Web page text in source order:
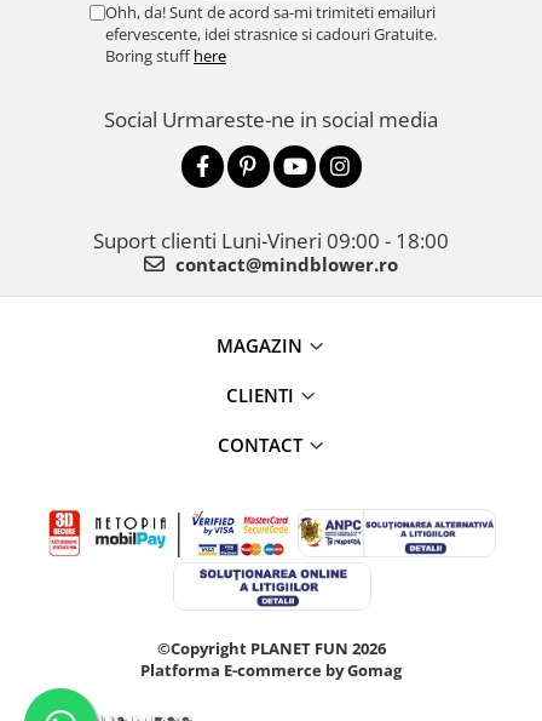
Ohh, da! Sunt de acord sa-mi trimiteti emailuri
efervescente, idei strasnice si cadouri Gratuite.
Boring stuffhere
Social Urmareste-ne in social media
Suport clienti Luni-Vineri 09:00 - 18:00
contact@mindblower.ro
MAGAZIN
CLIENTI
CONTACT
©Copyright PLANET FUN 2026
Platforma E-commerce by Gomag